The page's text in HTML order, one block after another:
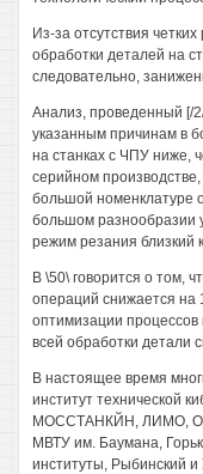
Из-за отсутствия
обработки деталей на
следовательно,
Анализ, проведенный [/
указанным причинам в
на станках с ЧПУ ниже,
серийном
большой номенклатуре
большом разнообразии
режим резания близкий
В \50\ говорится о том,
операций снижается на
оптимизации процессов
всей обработки детали
В настоящее время
институт технической
МОССТАНКЙН, ЛИМО,
МВТУ им. Баумана,
институты, Рыбинский